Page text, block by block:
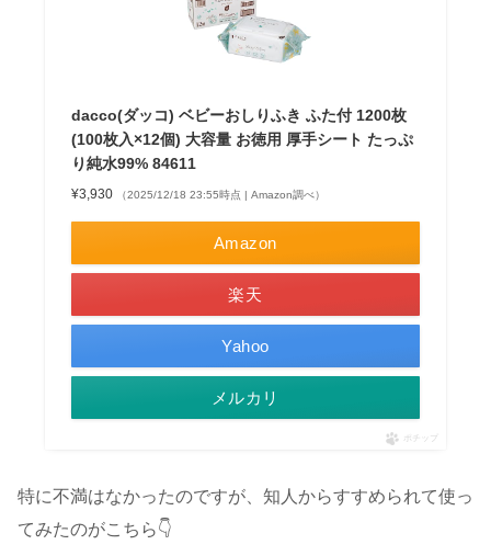
dacco(ダッコ) ベビーおしりふき ふた付 1200枚
(100枚入×12個) 大容量 お徳用 厚手シート たっぷ
り純水99% 84611
¥3,930 （2025/12/18 23:55時点 | Amazon調べ）
Amazon
楽天
Yahoo
メルカリ
ポチップ
特に不満はなかったのですが、知人からすすめられて使っ
てみたのがこちら👇